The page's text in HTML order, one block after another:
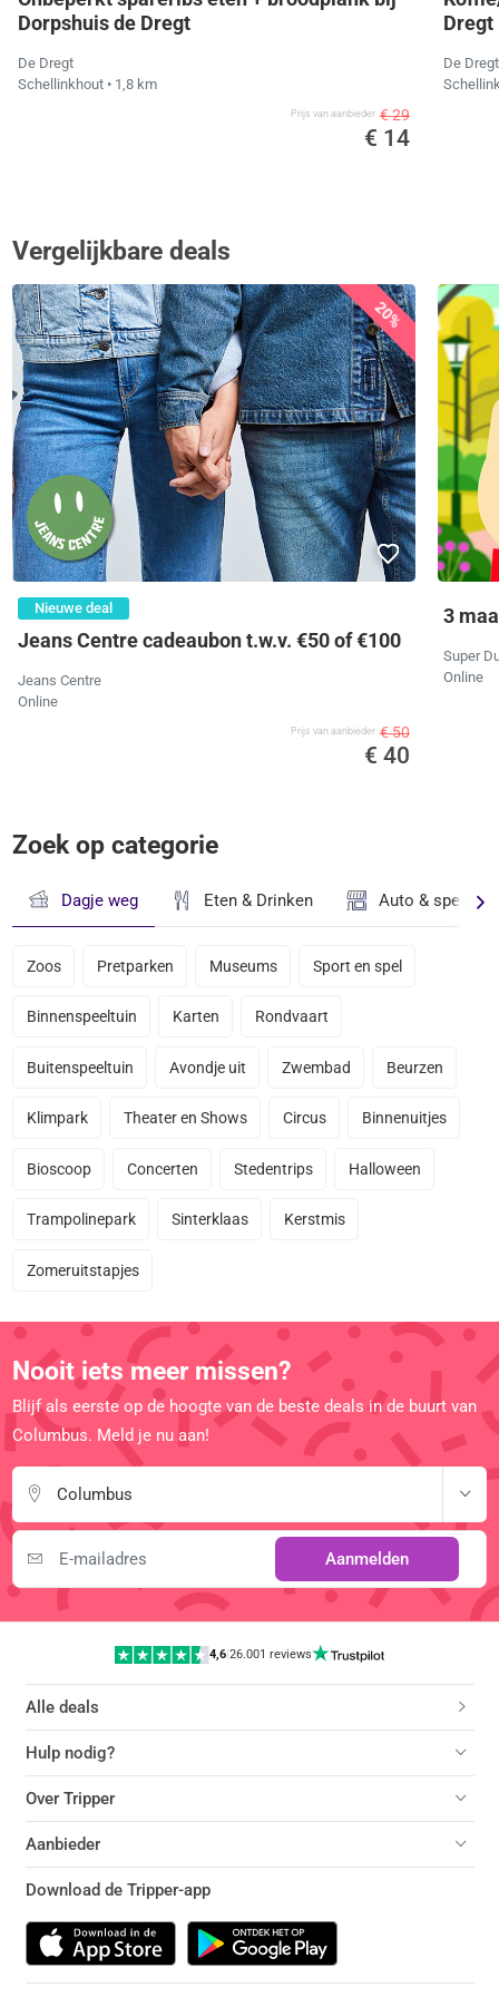
Dorpshuis de Dregt
De Dregt
Schellinkhout • 1,8 km
Prijs van aanbieder € 29
€ 14
Dregt
De Dregt
Vergelijkbare deals
20%
Nieuwe deal
Jeans Centre cadeaubon t.w.v. €50 of €100
Jeans Centre
Online
Prijs van aanbieder € 50
€ 40
3
Super
Online
Zoek op categorie
Dagje weg Eten & Drinken Auto &
Zoos Pretparken Museums Sport en spel
Binnenspeeltuin Karten Rondvaart
Buitenspeeltuin Avondje uit Zwembad Beurzen
Klimpark Theater en Shows Circus Binnenuitjes
Bioscoop Concerten Stedentrips Halloween
Trampolinepark Sinterklaas Kerstmis
Zomeruitstapjes
Nooit iets meer missen?
Blijf als eerste op de hoogte van de beste deals in de buurt van
Columbus. Meld je nu aan!
Columbus
Aanmelden
4,6|26.001 reviews
Alle deals
Hulp nodig?
Over Tripper
Aanbieder
Download de Tripper-app